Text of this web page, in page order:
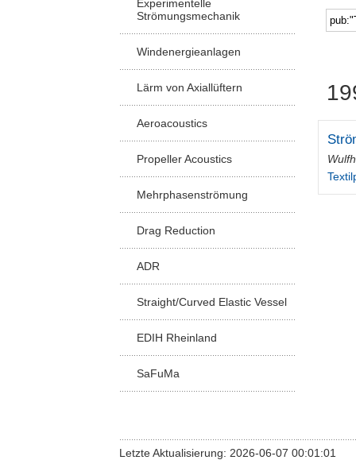
Experimentelle
Strömungsmechanik
Windenergieanlagen
Lärm von Axiallüftern
Aeroacoustics
Propeller Acoustics
Mehrphasenströmung
Drag Reduction
ADR
Straight/Curved Elastic Vessel
EDIH Rheinland
SaFuMa
Letzte Aktualisierung: 2026-06-07 00:01:01